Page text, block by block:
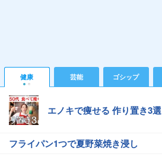
健康 芸能 ゴシップ
エノキで痩せる 作り置き3選
フライパン1つで夏野菜焼き浸し